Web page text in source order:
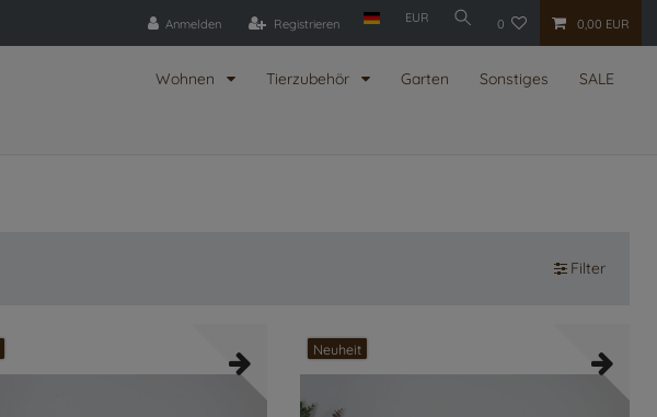
Anmelden Registrieren EUR 0 0,00 EUR
Wohnen Tierzubehör Garten Sonstiges SALE
Filter
Neuheit